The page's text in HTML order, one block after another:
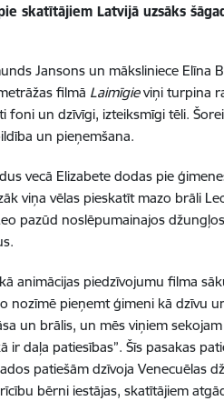
skatītājiem Latvijā uzsāks
Jansons un māksliniece Elīna
filmā Laimīgieviņi turpina
un dzīvīgi, izteiksmīgi tēli.
un pieņemšana.
vecā Elizabete dodas pie
viņa vēlas pieskatīt mazo brāli
pazūd noslēpumainajos
animācijas piedzīvojumu filma
nozīmē pieņemt ģimeni kā dzīvu
un brālis, un mēs viņiem
daļa patiesības”. Šīs pasakas
patiešām dzīvoja Venecuēlas
bērni iestājas, skatītājiem